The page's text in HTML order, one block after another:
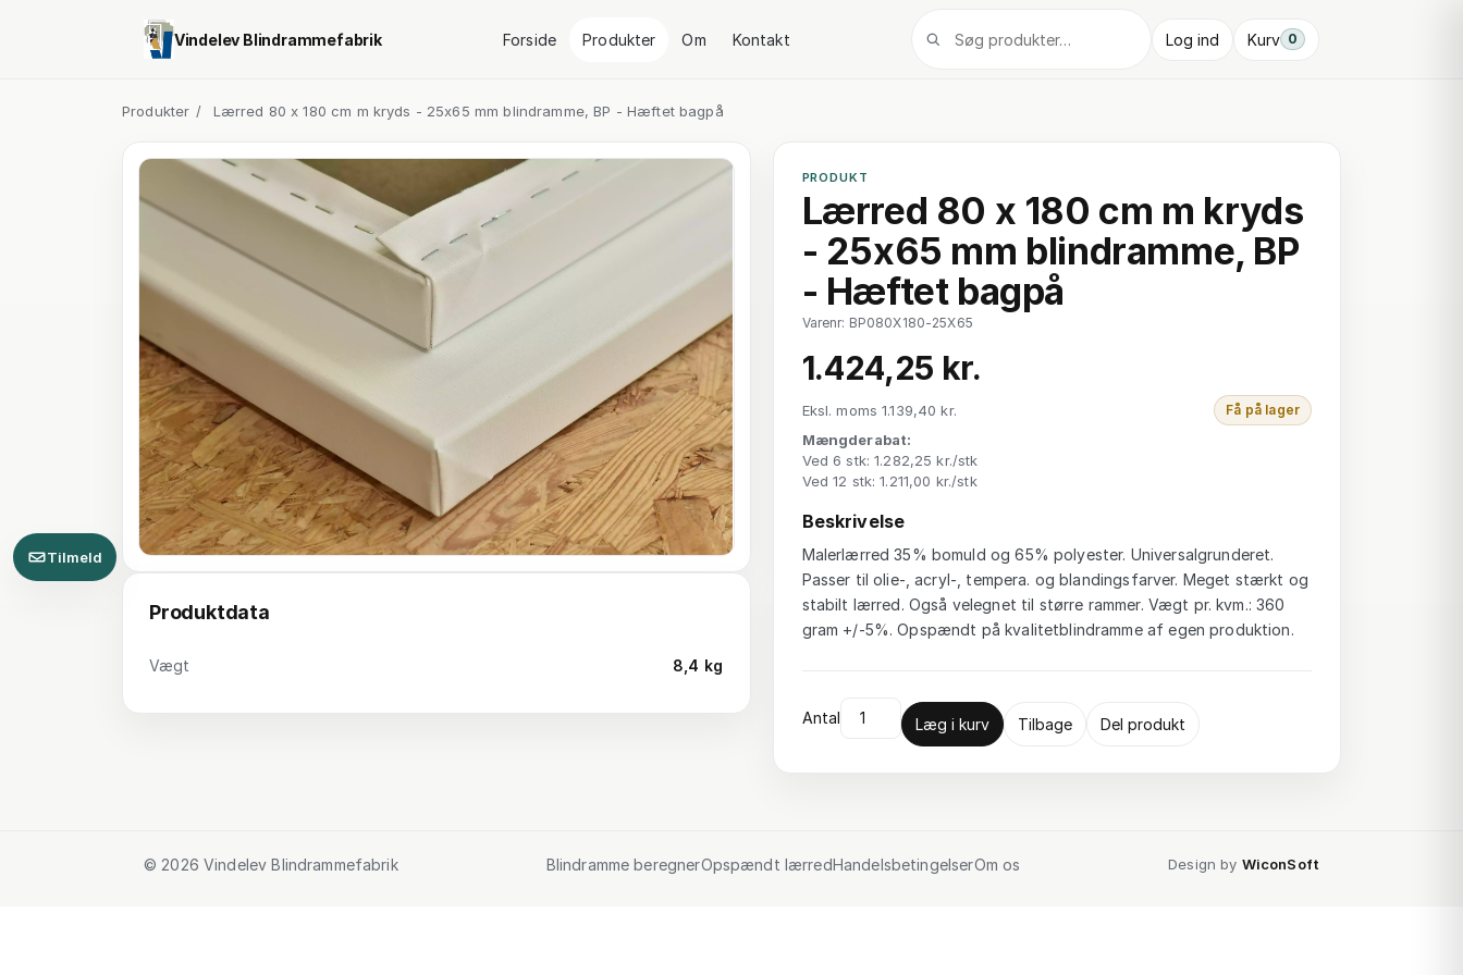
Vindelev Blindrammefabrik Forside Produkter Om Kontakt Log ind Kurv 0
Produkter / Lærred 80 x 180 cm m kryds - 25x65 mm blindramme, BP - Hæftet bagpå
Produktdata
Vægt 8,4 kg
PRODUKT
Lærred 80 x 180 cm m kryds
- 25x65 mm blindramme, BP
- Hæftet bagpå
Varenr: BP080X180-25X65
1.424,25 kr.
Eksl. moms 1.139,40 kr. Få på lager
Mængderabat:
Ved 6 stk: 1.282,25 kr./stk
Ved 12 stk: 1.211,00 kr./stk
Beskrivelse
Malerlærred 35% bomuld og 65% polyester. Universalgrunderet.
Passer til olie-, acryl-, tempera. og blandingsfarver. Meget stærkt og
stabilt lærred. Også velegnet til større rammer. Vægt pr. kvm.: 360
gram +/-5%. Opspændt på kvalitetblindramme af egen produktion.
Antal Læg i kurv Tilbage Del produkt
Tilmeld
© 2026 Vindelev Blindrammefabrik Blindramme beregnerOpspændt lærredHandelsbetingelserOm os Design by WiconSoft